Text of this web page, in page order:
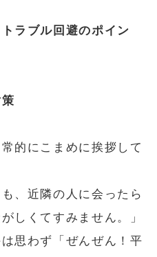
ラブル回避のポイン
的にこまめに挨拶して
、近隣の人に会ったら
しくてすみません。」
思わず「ぜんぜん！平